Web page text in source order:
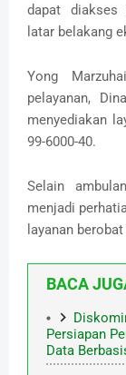
dapat diakses
latar belakang
Yong
pelayanan,
menyediakan
99-6000-40.
Selain
menjadi
layanan
BACA
Persiapan
Data